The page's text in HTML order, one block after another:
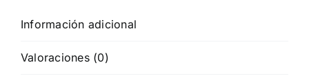
Información adicional
Valoraciones (0)